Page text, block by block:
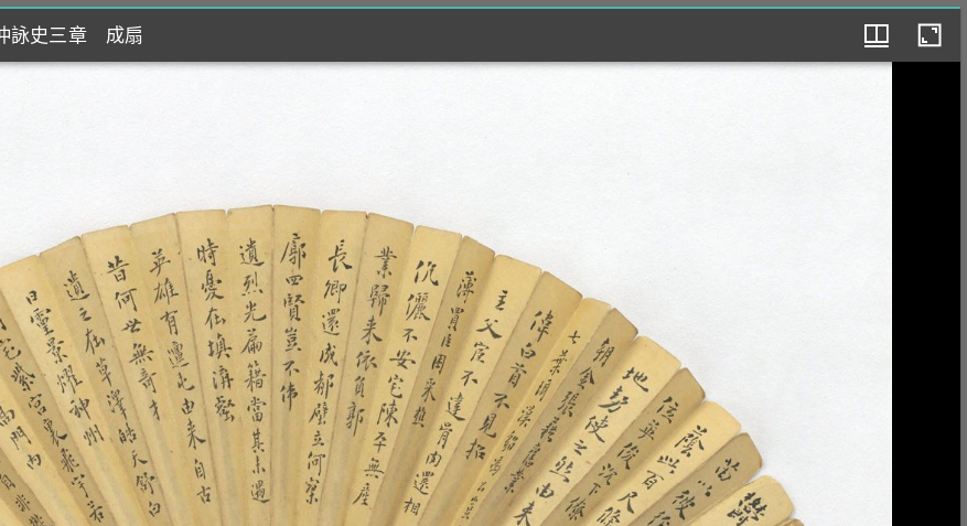
詠史三章 成扇
詠史三章 成扇